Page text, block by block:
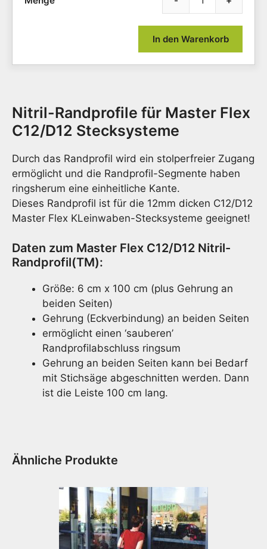
für
In den Warenkorb
Nitril-Randprofile für Master Flex
C12/D12 Stecksysteme
Durch das Randprofil wird ein stolperfreier Zugang
ermöglicht und die Randprofil-Segmente haben
ringsherum eine einheitliche Kante.
Dieses Randprofil ist für die 12mm dicken C12/D12
Master Flex KLeinwaben-Stecksysteme geeignet!
Daten zum Master Flex C12/D12 Nitril-
Randprofil(TM):
Größe: 6 cm x 100 cm (plus Gehrung an
beiden Seiten)
Gehrung (Eckverbindung) an beiden Seiten
ermöglicht einen ‘sauberen’
Randprofilabschluss ringsum
Gehrung an beiden Seiten kann bei Bedarf
mit Stichsäge abgeschnitten werden. Dann
ist die Leiste 100 cm lang.
Ähnliche Produkte